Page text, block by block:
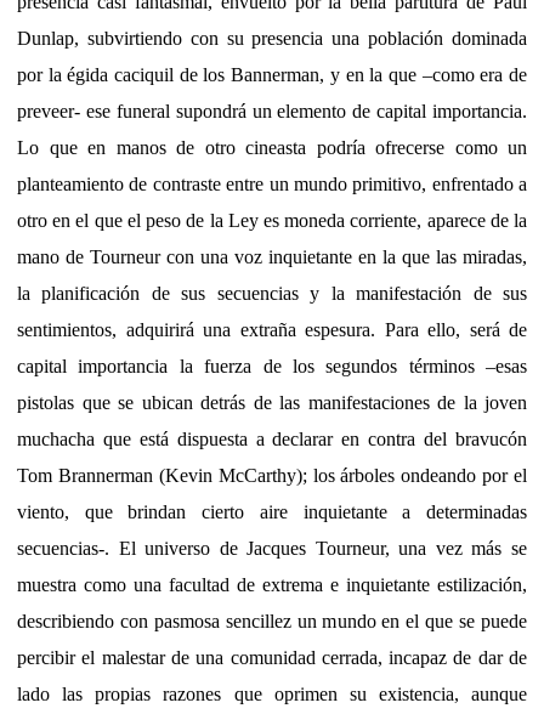
Dunlap, subvirtiendo con su presencia una población dominada
por la égida caciquil de los Bannerman, y en la que –como era de
preveer- ese funeral supondrá un elemento de capital importancia.
Lo que en manos de otro cineasta podría ofrecerse como un
planteamiento de contraste entre un mundo primitivo, enfrentado a
otro en el que el peso de la Ley es moneda corriente, aparece de la
mano de Tourneur con una voz inquietante en la que las miradas,
la planificación de sus secuencias y la manifestación de sus
sentimientos, adquirirá una extraña espesura. Para ello, será de
capital importancia la fuerza de los segundos términos –esas
pistolas que se ubican detrás de las manifestaciones de la joven
muchacha que está dispuesta a declarar en contra del bravucón
Tom Brannerman (Kevin McCarthy); los árboles ondeando por el
viento, que brindan cierto aire inquietante a determinadas
secuencias-. El universo de Jacques Tourneur, una vez más se
muestra como una facultad de extrema e inquietante estilización,
describiendo con pasmosa sencillez un mundo en el que se puede
percibir el malestar de una comunidad cerrada, incapaz de dar de
lado las propias razones que oprimen su existencia, aunque